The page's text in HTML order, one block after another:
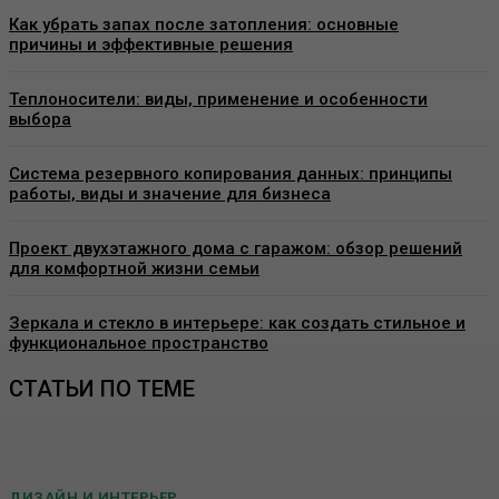
Как убрать запах после затопления: основные
причины и эффективные решения
Теплоносители: виды, применение и особенности
выбора
Система резервного копирования данных: принципы
работы, виды и значение для бизнеса
Проект двухэтажного дома с гаражом: обзор решений
для комфортной жизни семьи
Зеркала и стекло в интерьере: как создать стильное и
функциональное пространство
СТАТЬИ ПО ТЕМЕ